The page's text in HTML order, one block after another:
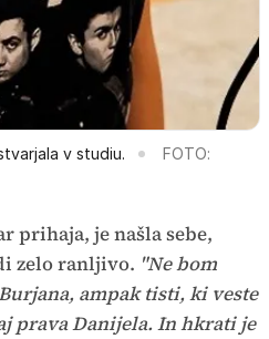
v studiu.
FOTO:
prihaja, je našla sebe,
zelo ranljivo. "Ne bom
ampak tisti, ki veste
prava Danijela. In hkrati je